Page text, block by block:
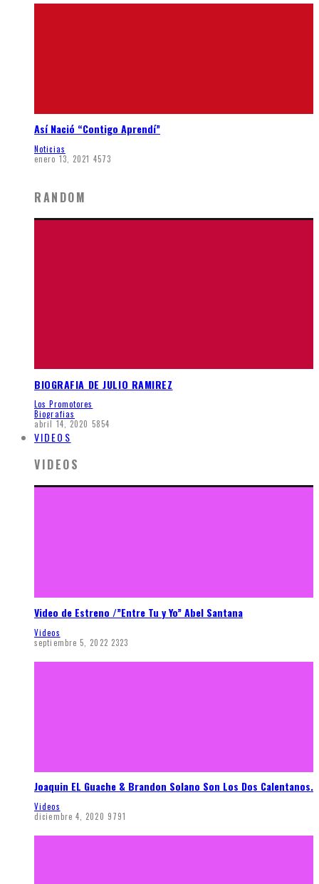
Así Nació “Contigo Aprendí”
Noticias
enero 13, 2021 4573
RANDOM
BIOGRAFIA DE JULIO RAMIREZ
Los Promotores
Biografias
abril 14, 2020 5854
VIDEOS
VIDEOS
Video de Estreno /”Entre Tu y Yo” Abel Santana
Videos
septiembre 5, 2022 2323
Joaquin EL Guache & Brandon Solano Son Los Dos Calentanos.
Videos
diciembre 4, 2020 9791